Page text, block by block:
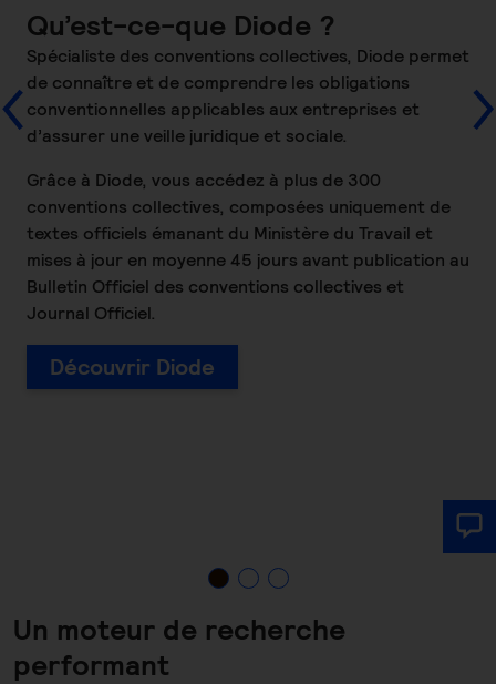
Qu’est-ce-que Diode ?
Spécialiste des conventions collectives, Diode permet
de connaître et de comprendre les obligations
conventionnelles applicables aux entreprises et
d’assurer une veille juridique et sociale.
Grâce à Diode, vous accédez à plus de 300
conventions collectives, composées uniquement de
textes officiels émanant du Ministère du Travail et
mises à jour en moyenne 45 jours avant publication au
Bulletin Officiel des conventions collectives et
Journal Officiel.
Découvrir Diode
Un moteur de recherche
performant